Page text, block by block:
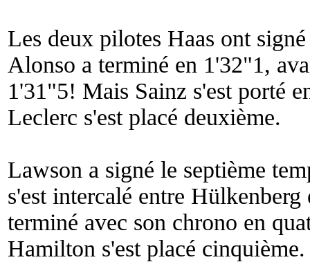
Les deux pilotes Haas ont
Alonso a terminé en 1'32"1,
1'31"5! Mais Sainz s'est porté
Leclerc s'est placé deuxième.
Lawson a signé le septième
s'est intercalé entre
terminé avec son chrono en
Hamilton s'est placé cinquième.